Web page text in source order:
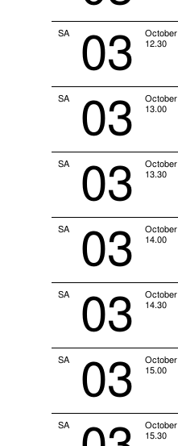
SA 03
October
12.30
SA 03
October
13.00
SA 03
October
13.30
SA 03
October
14.00
SA 03
October
14.30
SA 03
October
15.00
SA
October
15.30